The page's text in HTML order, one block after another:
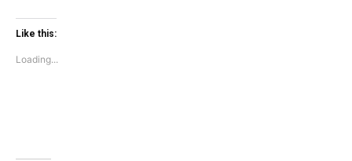
Twitter
(Opens
window)
Like this:
Loading...